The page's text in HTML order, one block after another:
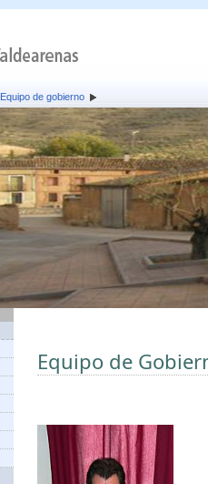
Equipo de gobierno
Equipo de